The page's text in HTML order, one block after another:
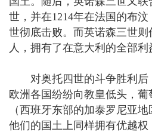
世，并在1214年在法国的布汶
世彻底击败。而英诺森三世
人，拥有了在意大利的全部利
对奥托四世的斗争胜利后
欧洲各国纷纷向教皇低头，
（西班牙东部的加泰罗尼亚
他们的国土上同样拥有优越